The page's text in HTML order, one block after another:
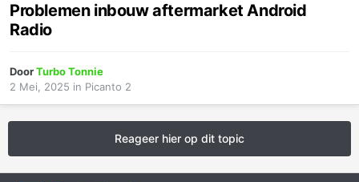
Problemen inbouw aftermarket Android
Radio
DoorTurbo Tonnie
2 Mei, 2025 in Picanto 2
Reageer hier op dit topic